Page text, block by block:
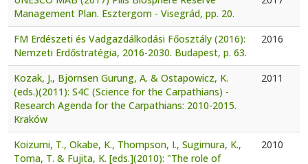
Management Plan. Esztergom - Visegrád, pp. 20.
FM Erdészeti és Vadgazdálkodási Főosztály (2016):
Nemzeti Erdőstratégia, 2016-2030. Budapest, p. 63.
2016
Kozak, J., Björnsen Gurung, A. & Ostapowicz, K.
(eds.)(2011): S4C (Science for the Carpathians) -
Research Agenda for the Carpathians: 2010-2015.
Kraków
2011
Koizumi, T., Okabe, K., Thompson, I., Sugimura, K.,
Toma, T. & Fujita, K. [eds.](2010): "The role of
2010